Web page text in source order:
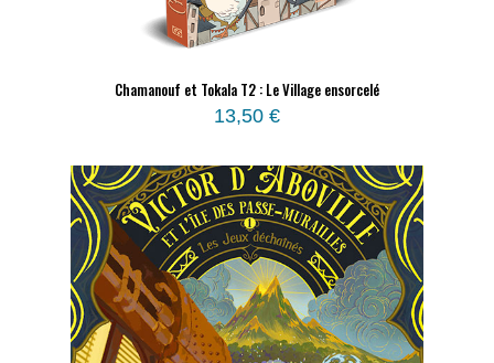
Chamanouf et Tokala T2 : Le Village ensorcelé
13,50 €